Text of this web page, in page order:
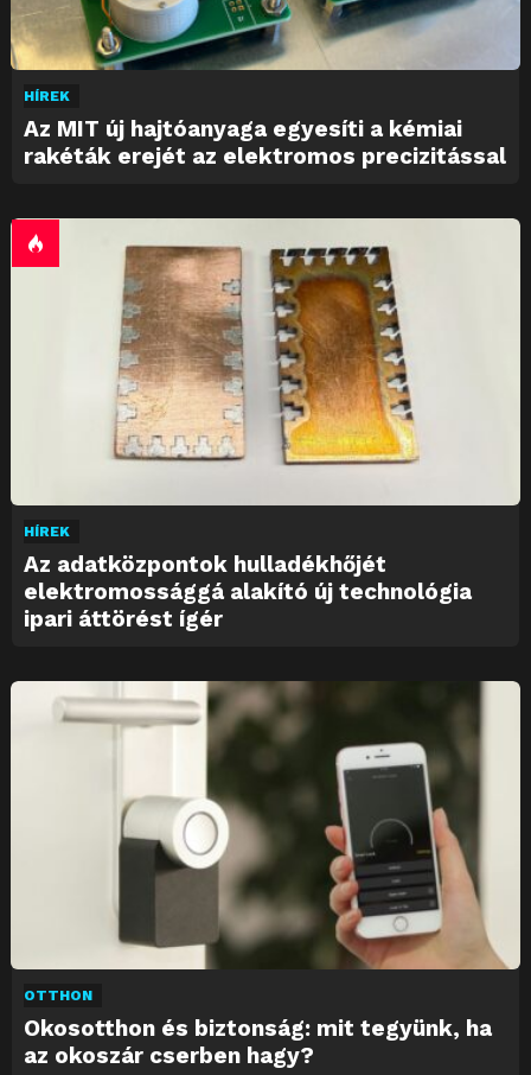
HÍREK
Az MIT új hajtóanyaga egyesíti a kémiai
rakéták erejét az elektromos precizitással
HÍREK
Az adatközpontok hulladékhőjét
elektromossággá alakító új technológia
ipari áttörést ígér
OTTHON
Okosotthon és biztonság: mit tegyünk, ha
az okoszár cserben hagy?